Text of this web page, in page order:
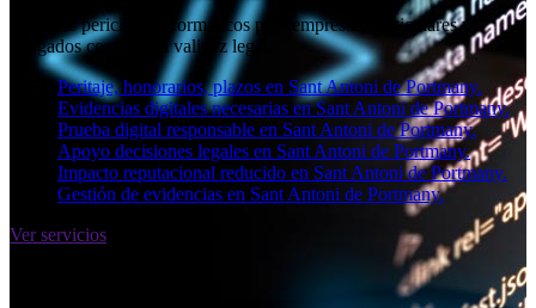
Informes periciales informáticos para empresas, particulares y
abogados con toda la validez legal.
Peritaje, honorarios, plazos en Sant Antoni de Portmany.
Evidencias digitales necesarias en Sant Antoni de Portmany.
Prueba digital responsable en Sant Antoni de Portmany.
Apoyo decisiones legales en Sant Antoni de Portmany.
Impacto reputacional reducido en Sant Antoni de Portmany.
Gestión de evidencias en Sant Antoni de Portmany.
Ver servicios